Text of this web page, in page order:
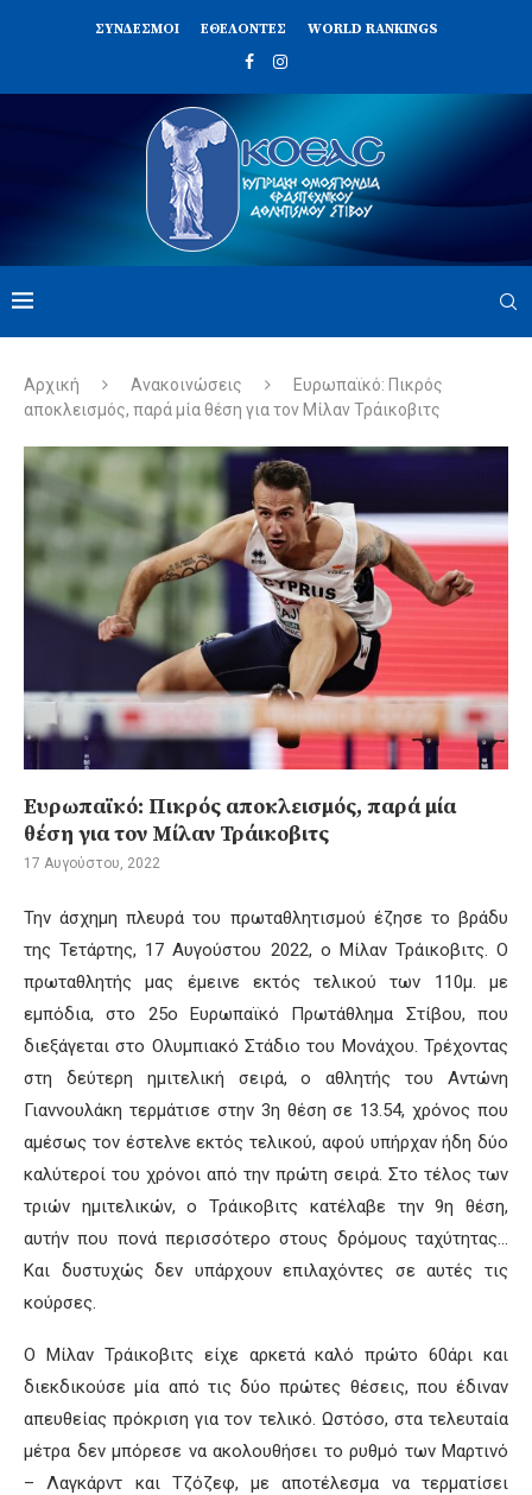
ΣΥΝΔΈΣΜΟΙ ΕΘΕΛΟΝΤΈΣ WORLD RANKINGS
Αρχική Ανακοινώσεις
Ευρωπαϊκό: Πικρός
αποκλεισμός, παρά μία θέση για τον Μίλαν Τράικοβιτς
Ευρωπαϊκό: Πικρός αποκλεισμός, παρά μία
θέση για τον Μίλαν Τράικοβιτς
17 Αυγούστου, 2022
Την άσχημη πλευρά του πρωταθλητισμού έζησε το βράδυ
της Τετάρτης, 17 Αυγούστου 2022, ο Μίλαν Τράικοβιτς. Ο
πρωταθλητής μας έμεινε εκτός τελικού των 110μ. με
εμπόδια, στο 25ο Ευρωπαϊκό Πρωτάθλημα Στίβου, που
διεξάγεται στο Ολυμπιακό Στάδιο του Μονάχου. Τρέχοντας
στη δεύτερη ημιτελική σειρά, ο αθλητής του Αντώνη
Γιαννουλάκη τερμάτισε στην 3η θέση σε 13.54, χρόνος που
αμέσως τον έστελνε εκτός τελικού, αφού υπήρχαν ήδη δύο
καλύτεροί του χρόνοι από την πρώτη σειρά. Στο τέλος των
τριών ημιτελικών, ο Τράικοβιτς κατέλαβε την 9η θέση,
αυτήν που πονά περισσότερο στους δρόμους ταχύτητας…
Και δυστυχώς δεν υπάρχουν επιλαχόντες σε αυτές τις
κούρσες.
Ο Μίλαν Τράικοβιτς είχε αρκετά καλό πρώτο 60άρι και
διεκδικούσε μία από τις δύο πρώτες θέσεις, που έδιναν
απευθείας πρόκριση για τον τελικό. Ωστόσο, στα τελευταία
μέτρα δεν μπόρεσε να ακολουθήσει το ρυθμό των Μαρτινό
– Λαγκάρντ και Τζόζεφ, με αποτέλεσμα να τερματίσει